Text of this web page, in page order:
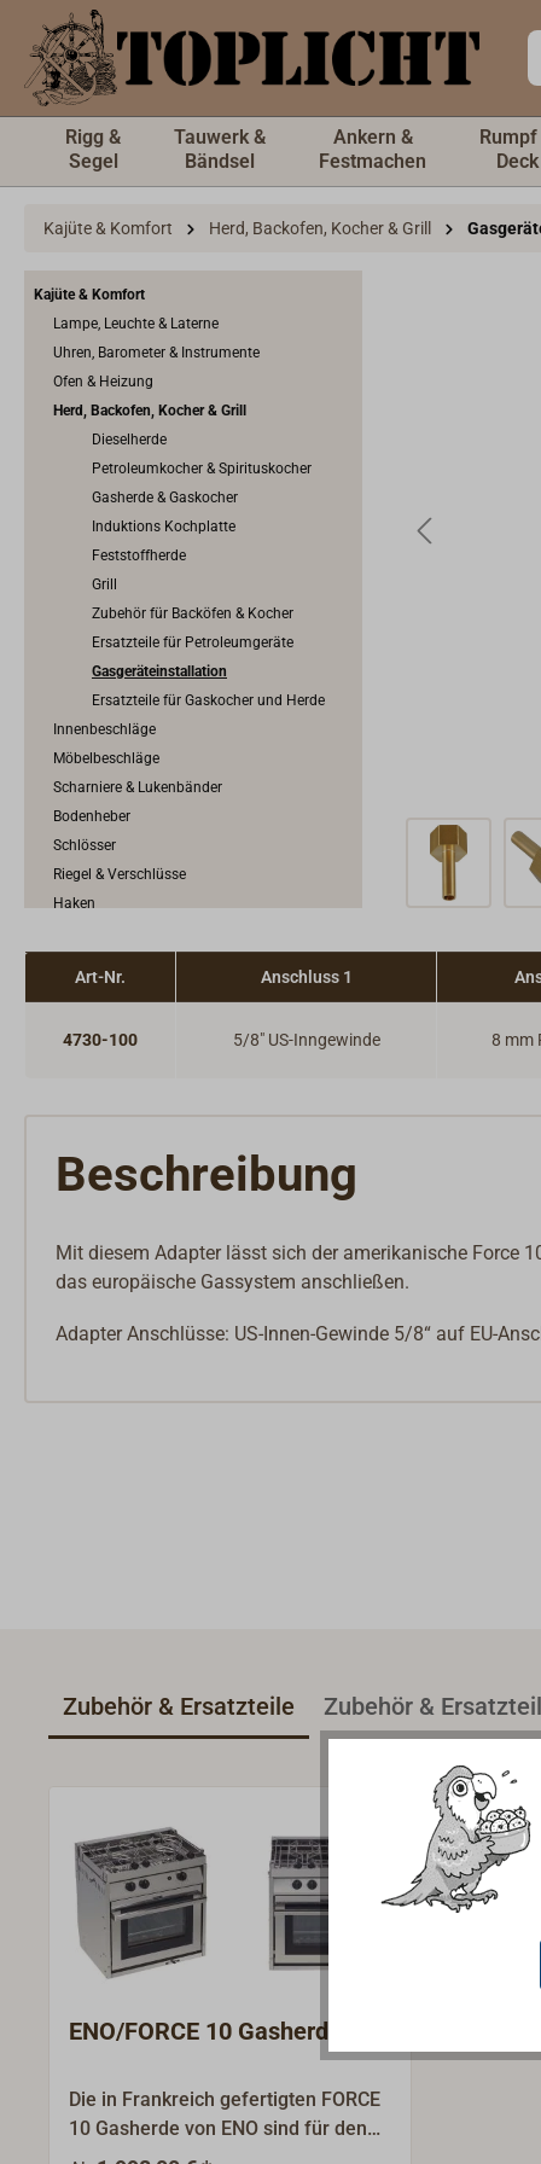
springen
Rigg &
Segel
Tauwerk &
Bändsel
Ankern &
Festmachen
Rumpf
Deck
Kajüte & Komfort Herd, Backofen, Kocher & Grill
Kajüte & Komfort
Lampe, Leuchte & Laterne
Uhren, Barometer & Instrumente
Ofen & Heizung
Herd, Backofen, Kocher & Grill
Dieselherde
Petroleumkocher & Spirituskocher
Gasherde & Gaskocher
Induktions Kochplatte
Feststoffherde
Grill
Zubehör für Backöfen & Kocher
Ersatzteile für Petroleumgeräte
Gasgeräteinstallation
Ersatzteile für Gaskocher und Herde
Innenbeschläge
Möbelbeschläge
Scharniere & Lukenbänder
Bodenheber
Schlösser
Riegel & Verschlüsse
Haken
Art-Nr. Anschluss 1
4730-100 5/8" US-Inngewinde 8 mm
Beschreibung
Mit diesem Adapter lässt sich der amerikanische Force
das europäische Gassystem anschließen.
Adapter Anschlüsse: US-Innen-Gewinde 5/8“ auf EU-
Zubehör & Ersatzteile Zubehör &
ENO/FORCE 10 Gasherd
Die in Frankreich gefertigten FORCE
10 Gasherde von ENO sind für den
maritimen Einsatz entwickelt und mit